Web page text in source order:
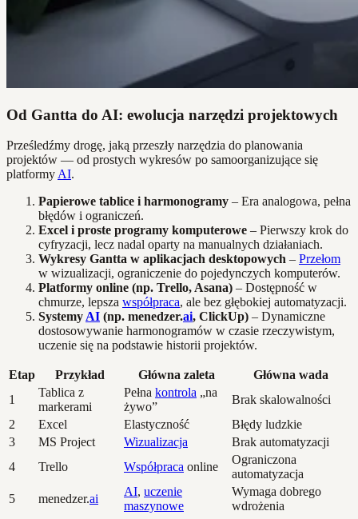
Od Gantta do AI: ewolucja narzędzi projektowych
Prześledźmy drogę, jaką przeszły narzędzia do planowania
projektów — od prostych wykresów po samoorganizujące się
platformy AI.
Papierowe tablice i harmonogramy – Era analogowa, pełna
błędów i ograniczeń.
Excel i proste programy komputerowe – Pierwszy krok do
cyfryzacji, lecz nadal oparty na manualnych działaniach.
Wykresy Gantta w aplikacjach desktopowych – Przełom
w wizualizacji, ograniczenie do pojedynczych komputerów.
Platformy online (np. Trello, Asana) – Dostępność w
chmurze, lepsza współpraca, ale bez głębokiej automatyzacji.
Systemy AI (np. menedzer.ai, ClickUp) – Dynamiczne
dostosowywanie harmonogramów w czasie rzeczywistym,
uczenie się na podstawie historii projektów.
Etap Przykład Główna zaleta
Główna wada
1
Tablica z
markerami
Pełna kontrola „na
żywo”
Brak skalowalności
2
Excel Elastyczność
Błędy ludzkie
3
MS Project Wizualizacja
Brak automatyzacji
4
Trello Współpraca online
Ograniczona
automatyzacja
5
menedzer.ai
AI, uczenie
maszynowe
Wymaga dobrego
wdrożenia